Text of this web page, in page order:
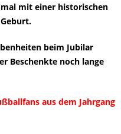
mit einer historischen
beim Jubilar
Beschenkte noch lange
aus dem Jahrgang